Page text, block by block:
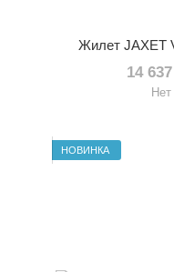
Жилет JAXET
14
НОВИНКА